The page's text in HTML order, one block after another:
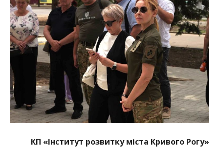
КП «Інститут розвитку міста Кривого Рогу»